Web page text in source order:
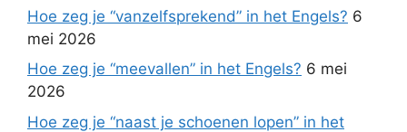
Hoe zeg je “vanzelfsprekend” in het Engels? 6
mei 2026
Hoe zeg je “meevallen” in het Engels? 6 mei
2026
Hoe zeg je “naast je schoenen lopen” in het